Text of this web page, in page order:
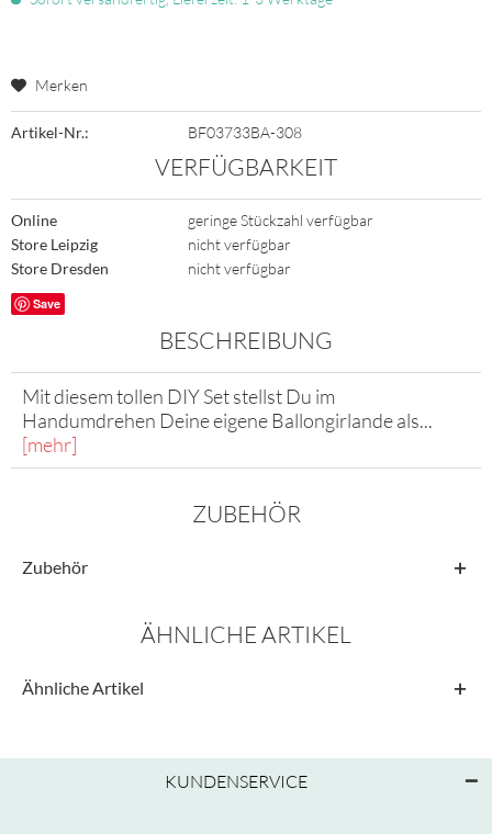
Merken
Artikel-Nr.: BF03733BA-308
VERFÜGBARKEIT
Online
geringe Stückzahl verfügbar
Store Leipzig
nicht verfügbar
Store Dresden
nicht verfügbar
Save
BESCHREIBUNG
Mit diesem tollen DIY Set stellst Du im
Handumdrehen Deine eigene Ballongirlande als...
[mehr]
ZUBEHÖR
Zubehör
ÄHNLICHE ARTIKEL
Ähnliche Artikel
KUNDENSERVICE